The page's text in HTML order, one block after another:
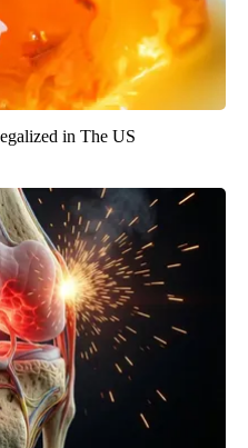
in The US